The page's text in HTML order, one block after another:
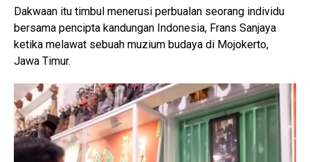
Dakwaan itu timbul menerusi perbualan seorang individu
bersama pencipta kandungan Indonesia, Frans Sanjaya
ketika melawat sebuah muzium budaya di Mojokerto,
Jawa Timur.